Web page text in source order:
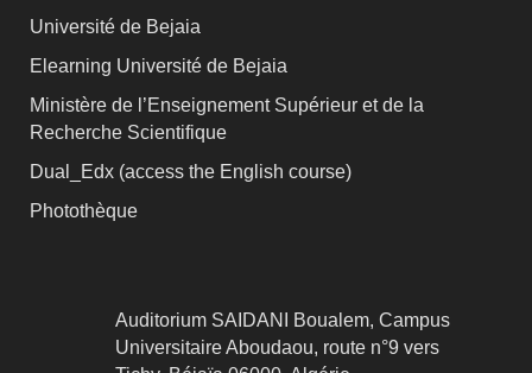
Université de Bejaia
Elearning Université de Bejaia
Ministère de l’Enseignement Supérieur et de la
Recherche Scientifique
Dual_Edx (access the English course)
Photothèque
Auditorium SAIDANI Boualem, Campus
Universitaire Aboudaou, route n°9 vers